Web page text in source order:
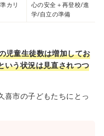
カリ
心の安全＋再登校/進
学/自立の準備
児童生徒数は増加してお
いう状況は見直されつつ
喜市の子どもたちにとっ